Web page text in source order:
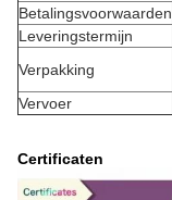
Betalingsvoorwaarden
Leveringstermijn
Verpakking
Vervoer
Certificaten